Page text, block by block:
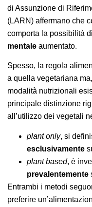
di Assunzione di
(LARN) affermano che
comporta la possibilità
mentale aumentato.
Spesso, la regola
a quella vegetariana
modalità nutrizionali
principale distinzione
all’utilizzo dei vegetali
plant only, si
esclusivamente
plant based, è
prevalentemente
Entrambi i metodi
preferire